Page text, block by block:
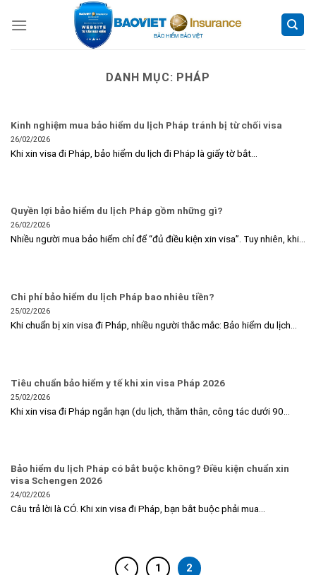
DANH MỤC: PHÁP
Kinh nghiệm mua bảo hiểm du lịch Pháp tránh bị từ chối visa
26/02/2026
Khi xin visa đi Pháp, bảo hiểm du lịch đi Pháp là giấy tờ bắt...
Quyền lợi bảo hiểm du lịch Pháp gồm những gì?
26/02/2026
Nhiều người mua bảo hiểm chỉ để “đủ điều kiện xin visa”. Tuy nhiên, khi...
Chi phí bảo hiểm du lịch Pháp bao nhiêu tiền?
25/02/2026
Khi chuẩn bị xin visa đi Pháp, nhiều người thắc mắc: Bảo hiểm du lịch...
Tiêu chuẩn bảo hiểm y tế khi xin visa Pháp 2026
25/02/2026
Khi xin visa đi Pháp ngắn hạn (du lịch, thăm thân, công tác dưới 90...
Bảo hiểm du lịch Pháp có bắt buộc không? Điều kiện chuẩn xin
visa Schengen 2026
24/02/2026
Câu trả lời là CÓ. Khi xin visa đi Pháp, bạn bắt buộc phải mua...
1 2